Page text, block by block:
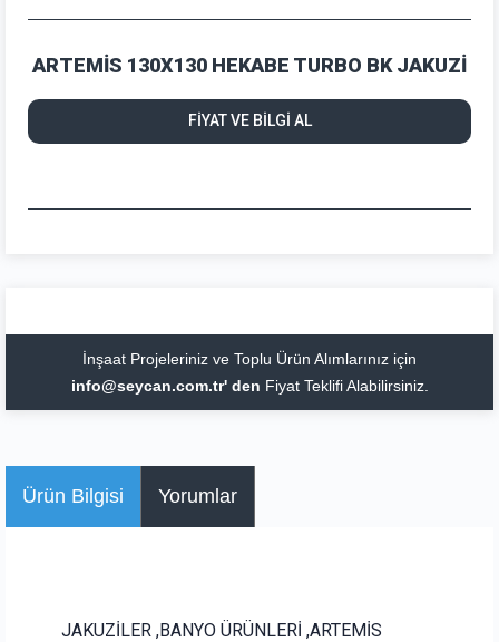
ARTEMİS 130X130 HEKABE TURBO BK JAKUZİ
FİYAT VE BİLGİ AL
İnşaat Projeleriniz ve Toplu Ürün Alımlarınız için
info@seycan.com.tr' den Fiyat Teklifi Alabilirsiniz.
Ürün Bilgisi Yorumlar
JAKUZİLER ,BANYO ÜRÜNLERİ ,ARTEMİS